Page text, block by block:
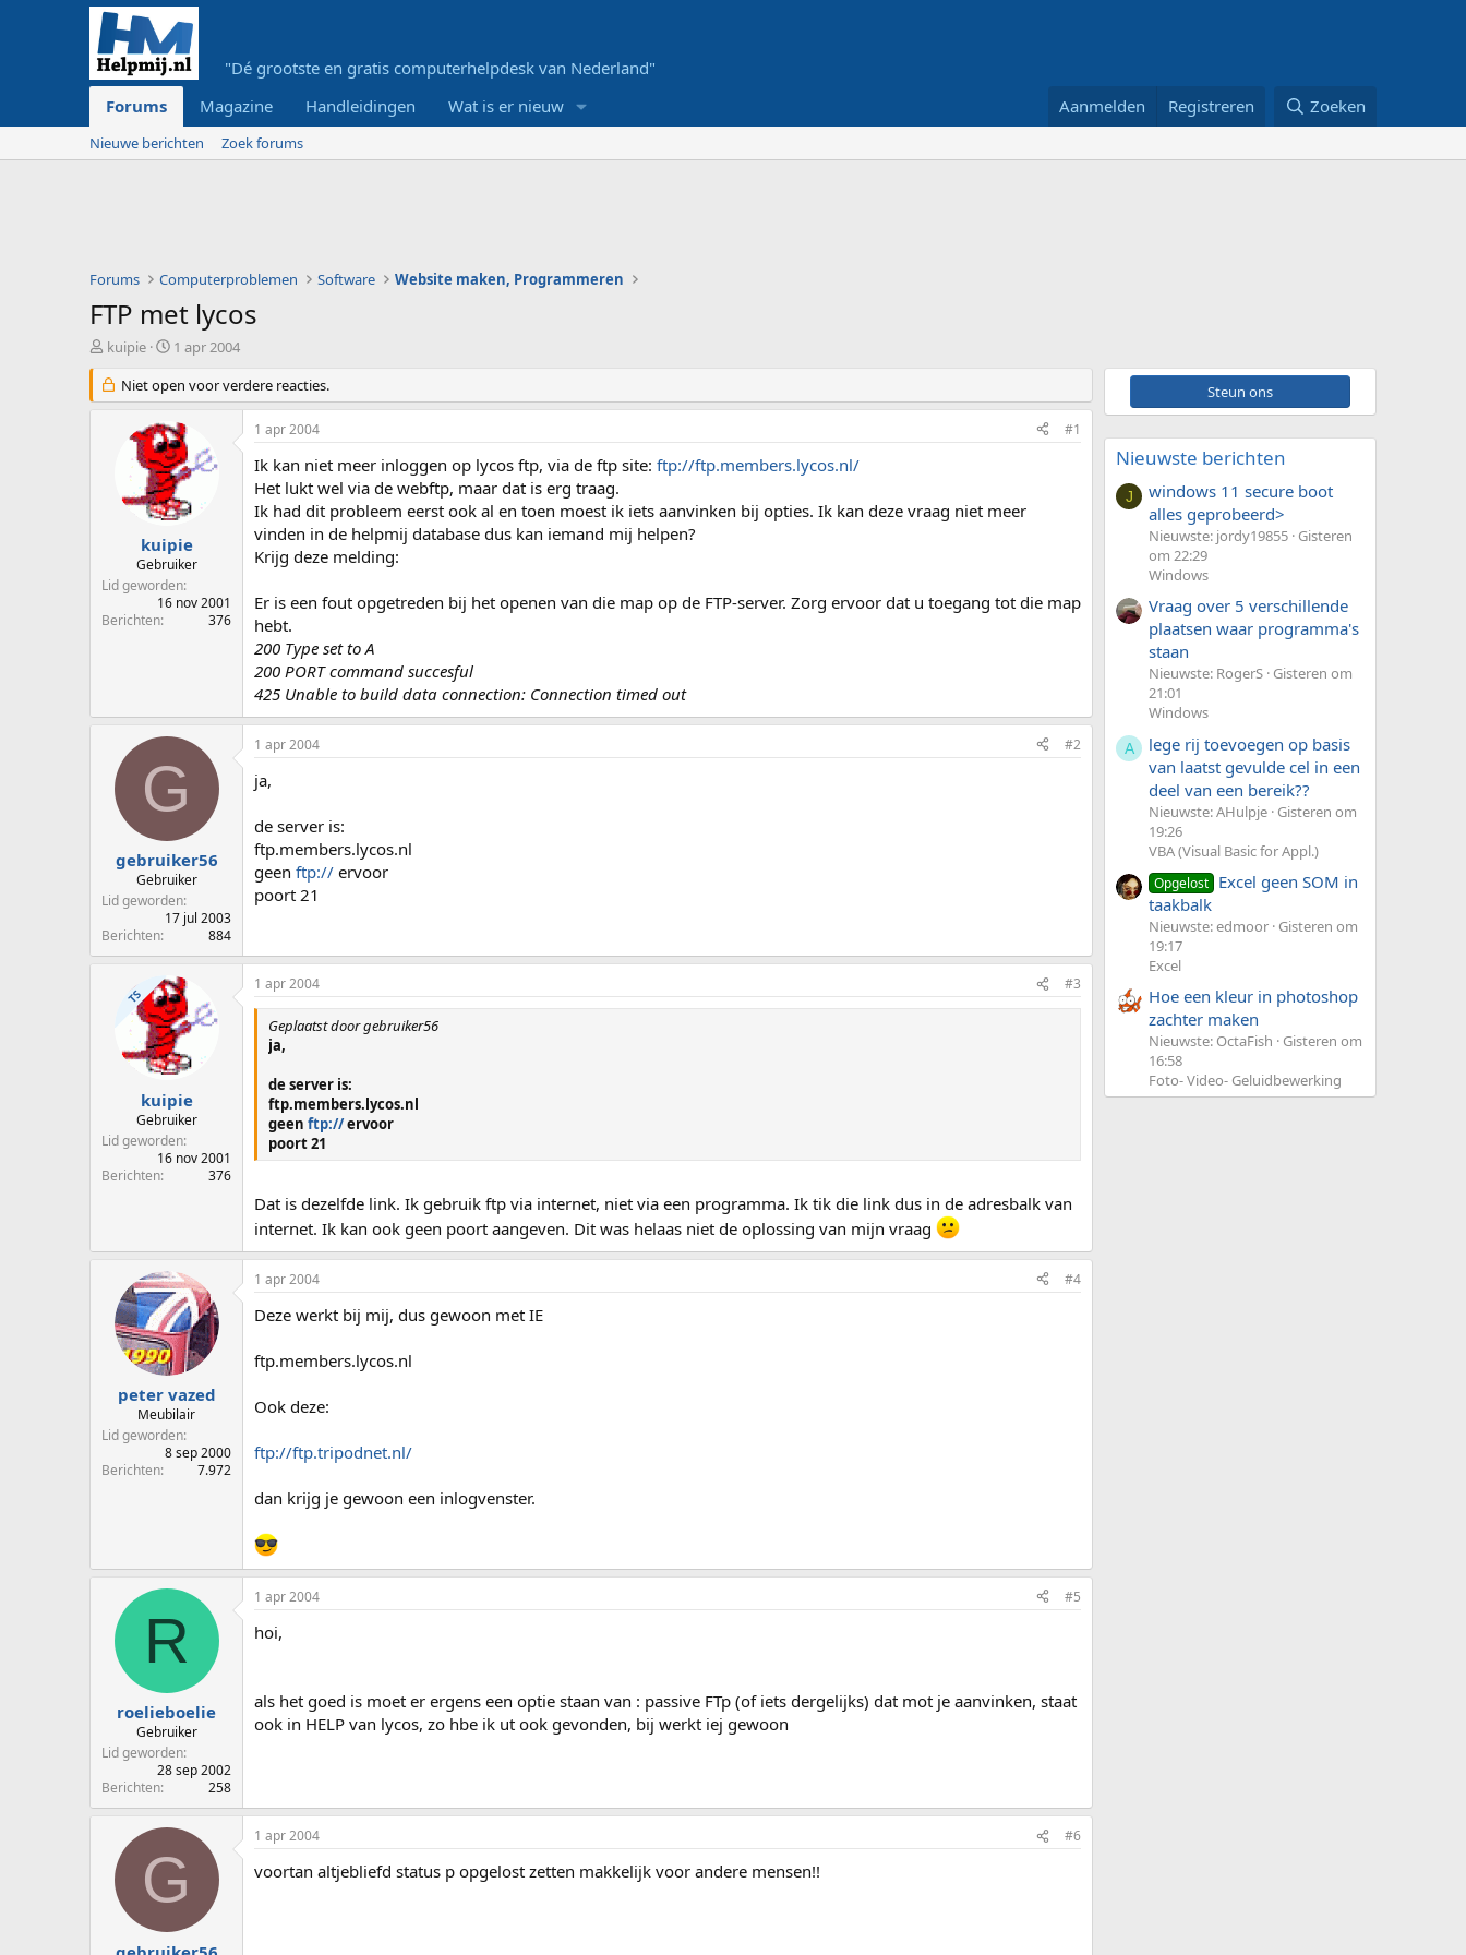
"Dé grootste en gratis computerhelpdesk van Nederland"
Forums
Magazine Handleidingen Wat is er nieuw Aanmelden Registreren Zoeken
Nieuwe berichten Zoek forums
Forums Computerproblemen Software Website maken, Programmeren
FTP met lycos
O
d
e
r
e
kuipie
S
a
r
t
d
a
t
u
m
1 apr 2004
Niet open voor verdere reacties.
kuipie
Gebruiker
Lid geworden
16 nov 2001
Berichten
376
1 apr 2004 #1
Ik kan niet meer inloggen op lycos ftp, via de ftp site: ftp://ftp.members.lycos.nl/
Het lukt wel via de webftp, maar dat is erg traag.
Ik had dit probleem eerst ook al en toen moest ik iets aanvinken bij opties. Ik kan deze vraag niet meer
vinden in de helpmij database dus kan iemand mij helpen?
Krijg deze melding:
Er is een fout opgetreden bij het openen van die map op de FTP-server. Zorg ervoor dat u toegang tot die map
hebt.
200 Type set to A
200 PORT command succesful
425 Unable to build data connection: Connection timed out
G
gebruiker56
Gebruiker
Lid geworden
17 jul 2003
Berichten
884
1 apr 2004 #2
ja,
de server is:
ftp.members.lycos.nl
geen ftp:// ervoor
poort 21
TS
kuipie
Gebruiker
Lid geworden
16 nov 2001
Berichten
376
1 apr 2004 #3
Geplaatst door gebruiker56
ja,
de server is:
ftp.members.lycos.nl
geen ftp://ervoor
poort 21
Dat is dezelfde link. Ik gebruik ftp via internet, niet via een programma. Ik tik die link dus in de adresbalk van
internet. Ik kan ook geen poort aangeven. Dit was helaas niet de oplossing van mijn vraag
peter vazed
Meubilair
Lid geworden
8 sep 2000
Berichten
7.972
1 apr 2004 #4
Deze werkt bij mij, dus gewoon met IE
ftp.members.lycos.nl
Ook deze:
ftp://ftp.tripodnet.nl/
dan krijg je gewoon een inlogvenster.
R
roelieboelie
Gebruiker
Lid geworden
28 sep 2002
Berichten
258
1 apr 2004 #5
hoi,
als het goed is moet er ergens een optie staan van : passive FTp (of iets dergelijks) dat mot je aanvinken, staat
ook in HELP van lycos, zo hbe ik ut ook gevonden, bij werkt iej gewoon
G
1 apr 2004 #6
voortan altjebliefd status p opgelost zetten makkelijk voor andere mensen!!
Steun ons
Nieuwste berichten
J
windows 11 secure boot
alles geprobeerd>
Nieuwste: jordy19855 Gisteren
om 22:29
Windows
Vraag over 5 verschillende
plaatsen waar programma's
staan
Nieuwste: RogerS Gisteren om
21:01
Windows
A
lege rij toevoegen op basis
van laatst gevulde cel in een
deel van een bereik??
Nieuwste: AHulpje Gisteren om
19:26
VBA (Visual Basic for Appl.)
Opgelost Excel geen SOM in
taakbalk
Nieuwste: edmoor Gisteren om
19:17
Excel
Hoe een kleur in photoshop
zachter maken
Nieuwste: OctaFish
Gisteren om
16:58
Foto- Video- Geluidbewerking